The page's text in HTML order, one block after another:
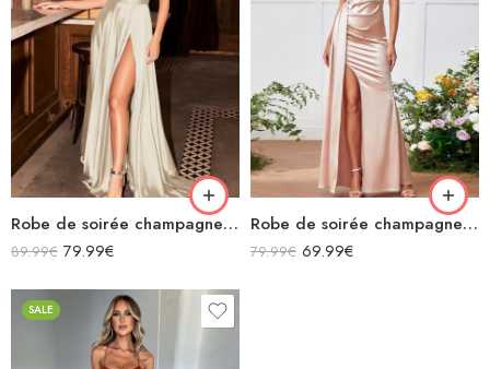
Robe de soirée champagne en satin fluide col bénitier bretelles longue fendue
89.99€ 79.99€
Robe de soirée champagne en satin longue fendue à bretelles
79.99€ 69.99€
SALE